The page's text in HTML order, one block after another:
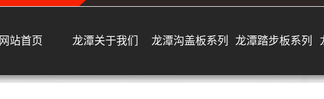
网站首页 龙潭关于我们 龙潭沟盖板系列 龙潭踏步板系列